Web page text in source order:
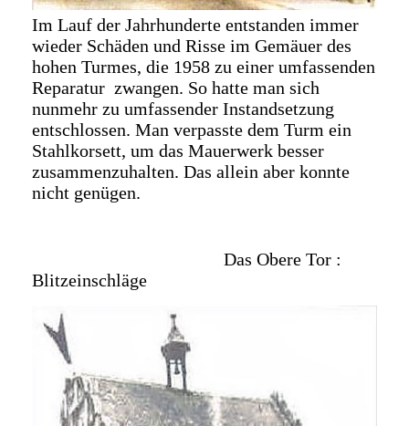
Im Lauf der Jahrhunderte entstanden immer
wieder Schäden und Risse im Gemäuer des
hohen Turmes, die 1958 zu einer umfassenden
Reparatur zwangen. So hatte man sich
nunmehr zu umfassender Instandsetzung
entschlossen. Man verpasste dem Turm ein
Stahlkorsett, um das Mauerwerk besser
zusammenzuhalten. Das allein aber konnte
nicht genügen.
Das Obere Tor :
Blitzeinschläge